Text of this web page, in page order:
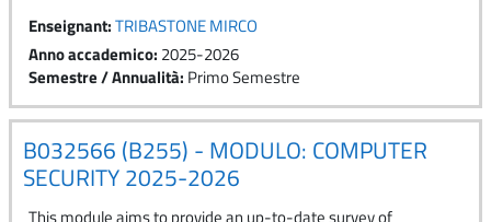
Enseignant:TRIBASTONE MIRCO
Anno accademico: 2025-2026
Semestre / Annualità: Primo Semestre
B032566 (B255) - MODULO: COMPUTER
SECURITY 2025-2026
This module aims to provide an up-to-date survey of